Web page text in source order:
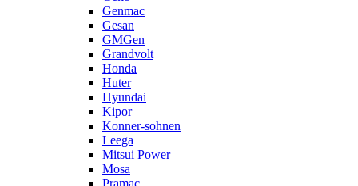
Genmac
Gesan
GMGen
Grandvolt
Honda
Huter
Hyundai
Kipor
Konner-sohnen
Leega
Mitsui Power
Mosa
Pramac